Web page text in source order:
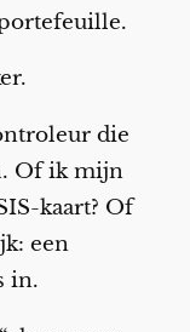
die
Of ik mijn
kaart? Of
een
in.